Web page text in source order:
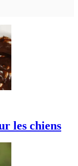
les chiens